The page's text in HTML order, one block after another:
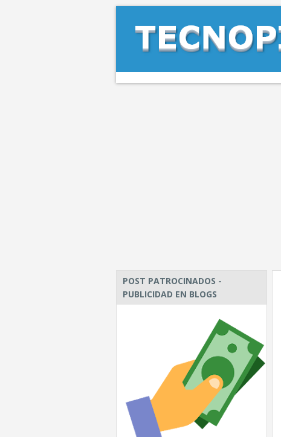
POST PATROCINADOS -
PUBLICIDAD EN BLOGS